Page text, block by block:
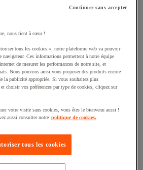
et mobile
à bande
Continuer sans accepter
nous tient à cœur !
tous les cookies », notre plateforme web va pouvoir
navigateur. Ces informations permettent à notre équipe
de mesurer les performances de notre site, et
Nous pouvons ainsi vous proposer des produits encore
la publicité appropriée. Si vous souhaitez plus
choisir vos préférences par type de cookies, cliquez sur
votre visite sans cookies, vous êtes le bienvenu aussi !
aussi consulter notre politique de cookies.
tous les cookies